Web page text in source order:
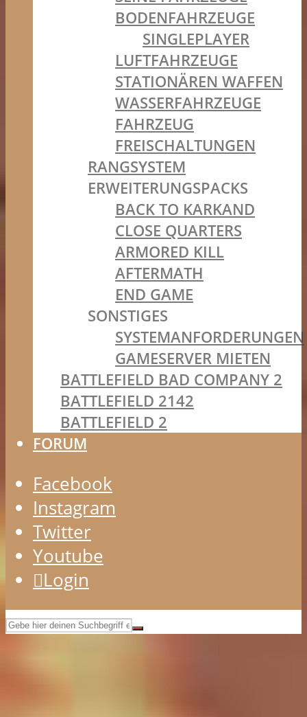
BODENFAHRZEUGE
SINGLEPLAYER
LUFTFAHRZEUGE
STATIONÄREN WAFFEN
WASSERFAHRZEUGE
FAHRZEUG
FREISCHALTUNGEN
RANGSYSTEM
ERWEITERUNGSPACKS
BACK TO KARKAND
CLOSE QUARTERS
ARMORED KILL
AFTERMATH
END GAME
SONSTIGES
SYSTEMANFORDERUNGEN
GAMESERVER MIETEN
BATTLEFIELD BAD COMPANY 2
BATTLEFIELD 2142
BATTLEFIELD 2
FORUM
Facebook
Instagram
Twitter
Youtube
Login